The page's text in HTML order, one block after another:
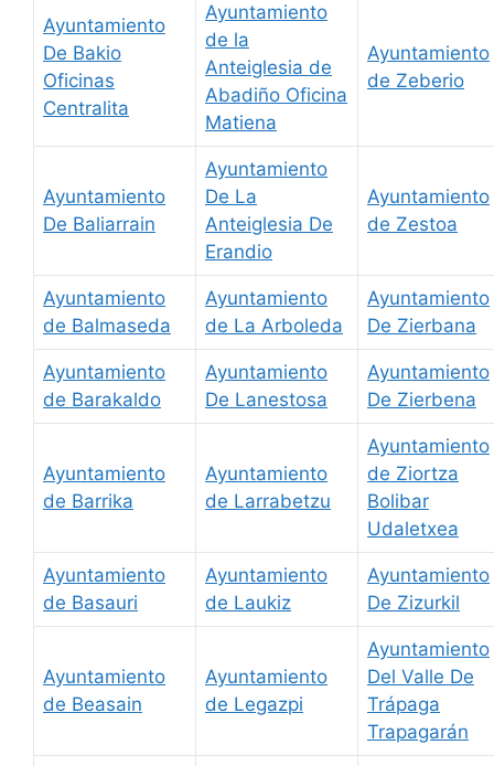
Ayuntamiento
De Bakio
Oficinas
Centralita
Ayuntamiento
de la
Anteiglesia de
Abadiño Oficina
Matiena
Ayuntamiento
de Zeberio
Ayuntamiento
De Baliarrain
Ayuntamiento
De La
Anteiglesia De
Erandio
Ayuntamiento
de Zestoa
Ayuntamiento
de Balmaseda
Ayuntamiento
de La Arboleda
Ayuntamiento
De Zierbana
Ayuntamiento
de Barakaldo
Ayuntamiento
De Lanestosa
Ayuntamiento
De Zierbena
Ayuntamiento
de Barrika
Ayuntamiento
de Larrabetzu
Ayuntamiento
de Ziortza
Bolibar
Udaletxea
Ayuntamiento
de Basauri
Ayuntamiento
de Laukiz
Ayuntamiento
De Zizurkil
Ayuntamiento
de Beasain
Ayuntamiento
de Legazpi
Ayuntamiento
Del Valle De
Trápaga
Trapagarán